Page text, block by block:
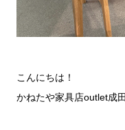
こんにちは！
かねたや家具店outlet成